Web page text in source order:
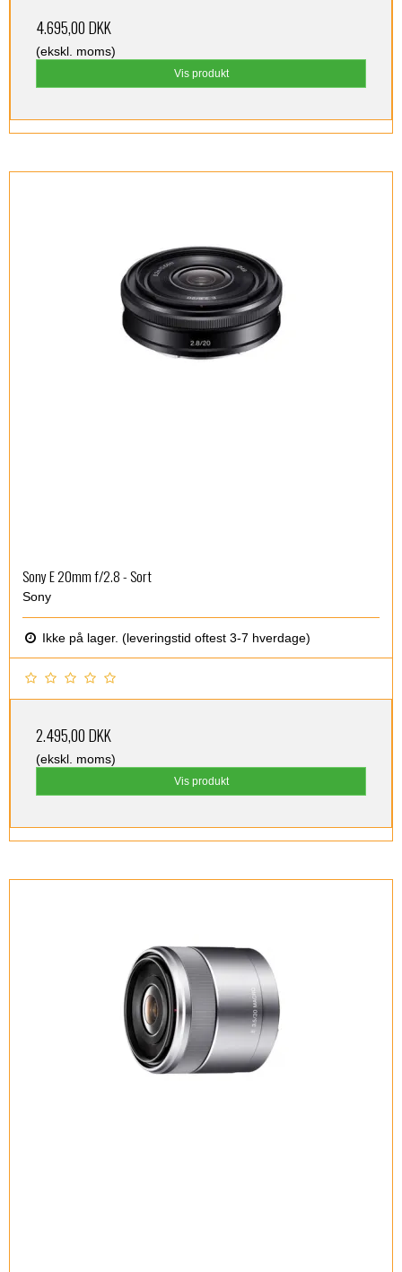
4.695,00 DKK
(ekskl. moms)
Vis produkt
Sony E 20mm f/2.8 - Sort
Sony
Ikke på lager. (leveringstid oftest 3-7 hverdage)
2.495,00 DKK
(ekskl. moms)
Vis produkt